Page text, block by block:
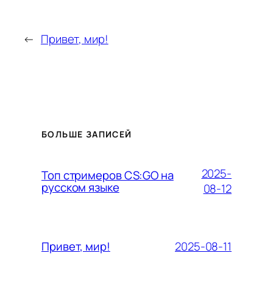
← Привет, мир!
БОЛЬШЕ ЗАПИСЕЙ
Топ стримеров CS:GO на
русском языке
2025-
08-12
Привет, мир! 2025-08-11